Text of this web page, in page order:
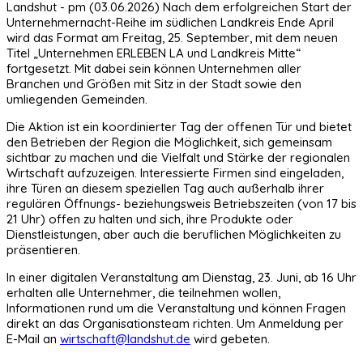
Landshut - pm (03.06.2026) Nach dem erfolgreichen Start der
Unternehmernacht-Reihe im südlichen Landkreis Ende April
wird das Format am Freitag, 25. September, mit dem neuen
Titel „Unternehmen ERLEBEN LA und Landkreis Mitte“
fortgesetzt. Mit dabei sein können Unternehmen aller
Branchen und Größen mit Sitz in der Stadt sowie den
umliegenden Gemeinden.
Die Aktion ist ein koordinierter Tag der offenen Tür und bietet
den Betrieben der Region die Möglichkeit, sich gemeinsam
sichtbar zu machen und die Vielfalt und Stärke der regionalen
Wirtschaft aufzuzeigen. Interessierte Firmen sind eingeladen,
ihre Türen an diesem speziellen Tag auch außerhalb ihrer
regulären Öffnungs- beziehungsweis Betriebszeiten (von 17 bis
21 Uhr) offen zu halten und sich, ihre Produkte oder
Dienstleistungen, aber auch die beruflichen Möglichkeiten zu
präsentieren.
In einer digitalen Veranstaltung am Dienstag, 23. Juni, ab 16 Uhr
erhalten alle Unternehmer, die teilnehmen wollen,
Informationen rund um die Veranstaltung und können Fragen
direkt an das Organisationsteam richten. Um Anmeldung per
E-Mail an wirtschaft@landshut.de wird gebeten.